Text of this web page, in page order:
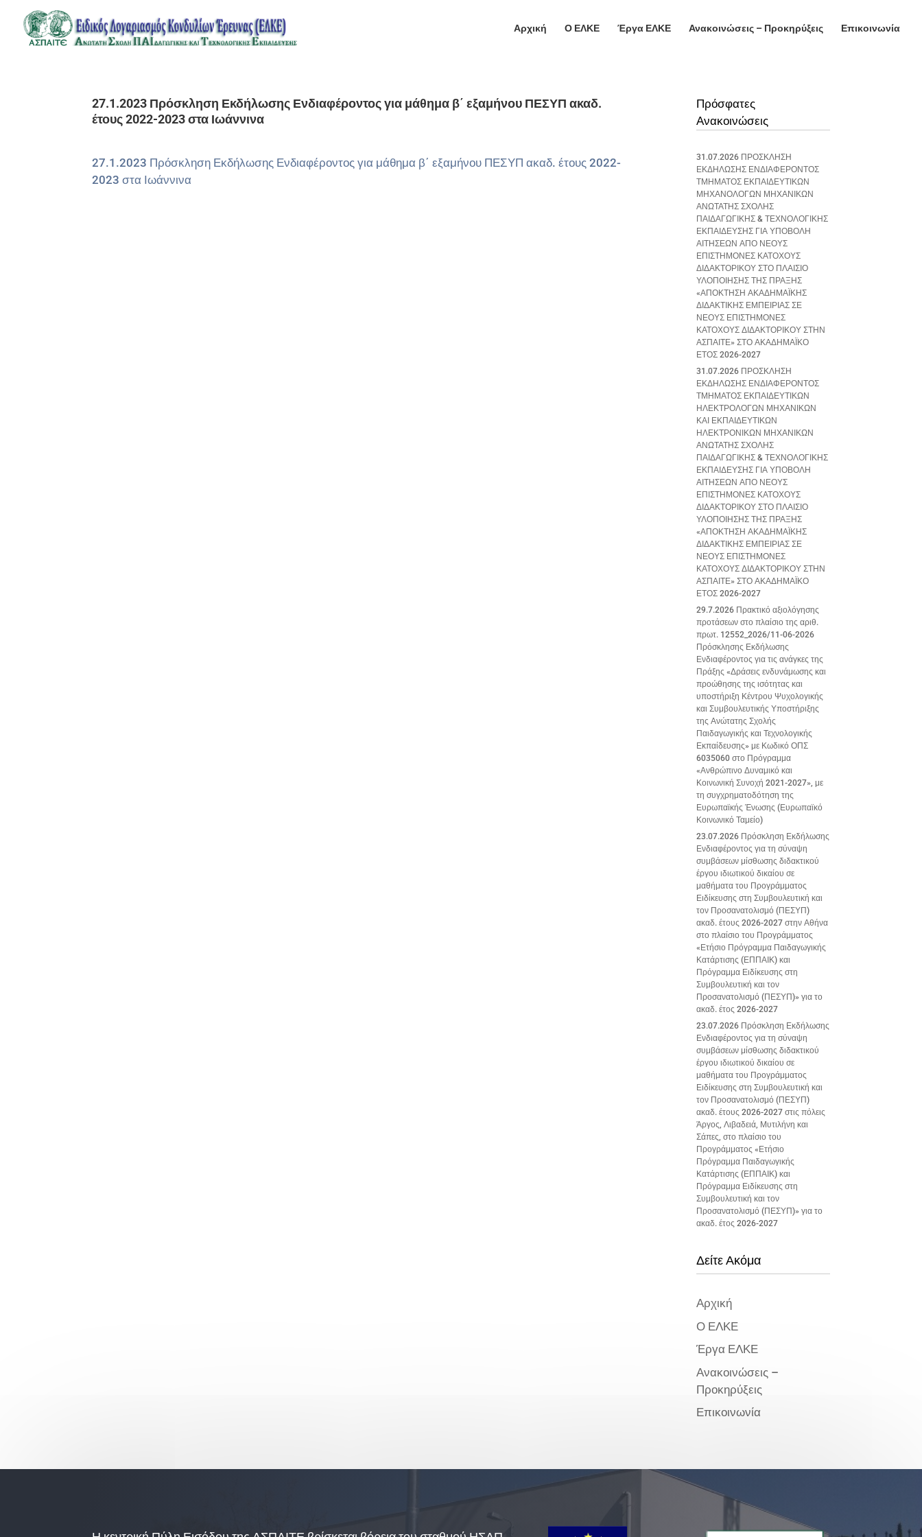
Αρχική Ο ΕΛΚΕ Έργα ΕΛΚΕ Ανακοινώσεις – Προκηρύξεις Επικοινωνία
27.1.2023 Πρόσκληση Εκδήλωσης Ενδιαφέροντος για μάθημα β΄ εξαμήνου ΠΕΣΥΠ ακαδ.
έτους 2022-2023 στα Ιωάννινα
27.1.2023 Πρόσκληση Εκδήλωσης Ενδιαφέροντος για μάθημα β΄ εξαμήνου ΠΕΣΥΠ ακαδ. έτους 2022-
2023 στα Ιωάννινα
Πρόσφατες
Ανακοινώσεις
31.07.2026 ΠΡΟΣΚΛΗΣΗ
ΕΚΔΗΛΩΣΗΣ ΕΝΔΙΑΦΕΡΟΝΤΟΣ
ΤΜΗΜΑΤΟΣ ΕΚΠΑΙΔΕΥΤΙΚΩΝ
ΜΗΧΑΝΟΛΟΓΩΝ ΜΗΧΑΝΙΚΩΝ
ΑΝΩΤΑΤΗΣ ΣΧΟΛΗΣ
ΠΑΙΔΑΓΩΓΙΚΗΣ & ΤΕΧΝΟΛΟΓΙΚΗΣ
ΕΚΠΑΙΔΕΥΣΗΣ ΓΙΑ ΥΠΟΒΟΛΗ
ΑΙΤΗΣΕΩΝ ΑΠΟ ΝΕΟΥΣ
ΕΠΙΣΤΗΜΟΝΕΣ ΚΑΤΟΧΟΥΣ
ΔΙΔΑΚΤΟΡΙΚΟΥ ΣΤΟ ΠΛΑΙΣΙΟ
ΥΛΟΠΟΙΗΣΗΣ ΤΗΣ ΠΡΑΞΗΣ
«ΑΠΟΚΤΗΣΗ ΑΚΑΔΗΜΑΪΚΗΣ
ΔΙΔΑΚΤΙΚΗΣ ΕΜΠΕΙΡΙΑΣ ΣΕ
ΝΕΟΥΣ ΕΠΙΣΤΗΜΟΝΕΣ
ΚΑΤΟΧΟΥΣ ΔΙΔΑΚΤΟΡΙΚΟΥ ΣΤΗΝ
ΑΣΠΑΙΤΕ» ΣΤΟ ΑΚΑΔΗΜΑΪΚΟ
ΕΤΟΣ 2026-2027
31.07.2026 ΠΡΟΣΚΛΗΣΗ
ΕΚΔΗΛΩΣΗΣ ΕΝΔΙΑΦΕΡΟΝΤΟΣ
ΤΜΗΜΑΤΟΣ ΕΚΠΑΙΔΕΥΤΙΚΩΝ
ΗΛΕΚΤΡΟΛΟΓΩΝ ΜΗΧΑΝΙΚΩΝ
ΚΑΙ ΕΚΠΑΙΔΕΥΤΙΚΩΝ
ΗΛΕΚΤΡΟΝΙΚΩΝ ΜΗΧΑΝΙΚΩΝ
ΑΝΩΤΑΤΗΣ ΣΧΟΛΗΣ
ΠΑΙΔΑΓΩΓΙΚΗΣ & ΤΕΧΝΟΛΟΓΙΚΗΣ
ΕΚΠΑΙΔΕΥΣΗΣ ΓΙΑ ΥΠΟΒΟΛΗ
ΑΙΤΗΣΕΩΝ ΑΠΟ ΝΕΟΥΣ
ΕΠΙΣΤΗΜΟΝΕΣ ΚΑΤΟΧΟΥΣ
ΔΙΔΑΚΤΟΡΙΚΟΥ ΣΤΟ ΠΛΑΙΣΙΟ
ΥΛΟΠΟΙΗΣΗΣ ΤΗΣ ΠΡΑΞΗΣ
«ΑΠΟΚΤΗΣΗ ΑΚΑΔΗΜΑΪΚΗΣ
ΔΙΔΑΚΤΙΚΗΣ ΕΜΠΕΙΡΙΑΣ ΣΕ
ΝΕΟΥΣ ΕΠΙΣΤΗΜΟΝΕΣ
ΚΑΤΟΧΟΥΣ ΔΙΔΑΚΤΟΡΙΚΟΥ ΣΤΗΝ
ΑΣΠΑΙΤΕ» ΣΤΟ ΑΚΑΔΗΜΑΪΚΟ
ΕΤΟΣ 2026-2027
29.7.2026 Πρακτικό αξιολόγησης
προτάσεων στο πλαίσιο της αριθ.
πρωτ. 12552_2026/11-06-2026
Πρόσκλησης Εκδήλωσης
Ενδιαφέροντος για τις ανάγκες της
Πράξης «Δράσεις ενδυνάμωσης και
προώθησης της ισότητας και
υποστήριξη Κέντρου Ψυχολογικής
και Συμβουλευτικής Υποστήριξης
της Ανώτατης Σχολής
Παιδαγωγικής και Τεχνολογικής
Εκπαίδευσης» με Κωδικό ΟΠΣ
6035060 στο Πρόγραμμα
«Ανθρώπινο Δυναμικό και
Κοινωνική Συνοχή 2021-2027», με
τη συγχρηματοδότηση της
Ευρωπαϊκής Ένωσης (Ευρωπαϊκό
Κοινωνικό Ταμείο)
23.07.2026 Πρόσκληση Εκδήλωσης
Ενδιαφέροντος για τη σύναψη
συμβάσεων μίσθωσης διδακτικού
έργου ιδιωτικού δικαίου σε
μαθήματα του Προγράμματος
Ειδίκευσης στη Συμβουλευτική και
τον Προσανατολισμό (ΠΕΣΥΠ)
ακαδ. έτους 2026-2027 στην Αθήνα
στο πλαίσιο του Προγράμματος
«Ετήσιο Πρόγραμμα Παιδαγωγικής
Κατάρτισης (ΕΠΠΑΙΚ) και
Πρόγραμμα Ειδίκευσης στη
Συμβουλευτική και τον
Προσανατολισμό (ΠΕΣΥΠ)» για το
ακαδ. έτος 2026-2027
23.07.2026 Πρόσκληση Εκδήλωσης
Ενδιαφέροντος για τη σύναψη
συμβάσεων μίσθωσης διδακτικού
έργου ιδιωτικού δικαίου σε
μαθήματα του Προγράμματος
Ειδίκευσης στη Συμβουλευτική και
τον Προσανατολισμό (ΠΕΣΥΠ)
ακαδ. έτους 2026-2027 στις πόλεις
Άργος, Λιβαδειά, Μυτιλήνη και
Σάπες, στο πλαίσιο του
Προγράμματος «Ετήσιο
Πρόγραμμα Παιδαγωγικής
Κατάρτισης (ΕΠΠΑΙΚ) και
Πρόγραμμα Ειδίκευσης στη
Συμβουλευτική και τον
Προσανατολισμό (ΠΕΣΥΠ)» για το
ακαδ. έτος 2026-2027
Δείτε Ακόμα
Αρχική
Ο ΕΛΚΕ
Έργα ΕΛΚΕ
Ανακοινώσεις –
Προκηρύξεις
Επικοινωνία